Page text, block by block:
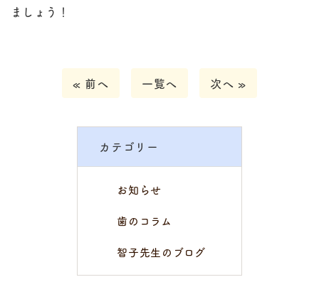
ましょう！
« 前へ 一覧へ 次へ »
カテゴリー
お知らせ
歯のコラム
智子先生のブログ